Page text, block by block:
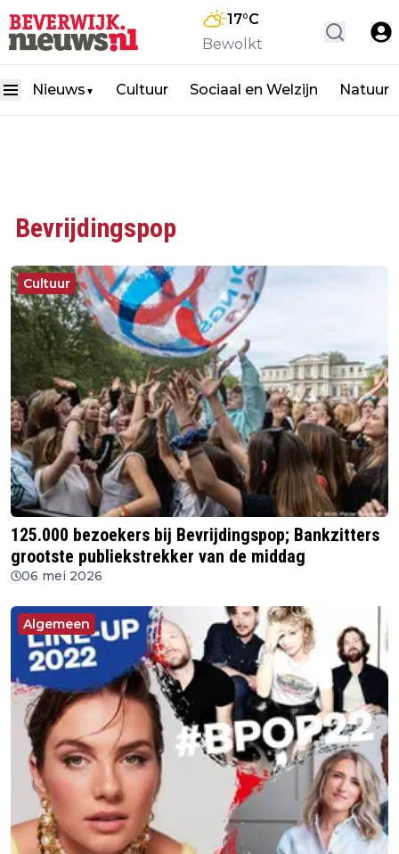
17°C
Bewolkt
Nieuws ▼ Cultuur Sociaal en Welzijn Natuur
Bevrijdingspop
Cultuur
125.000 bezoekers bij Bevrijdingspop; Bankzitters
grootste publiekstrekker van de middag
06 mei 2026
Algemeen